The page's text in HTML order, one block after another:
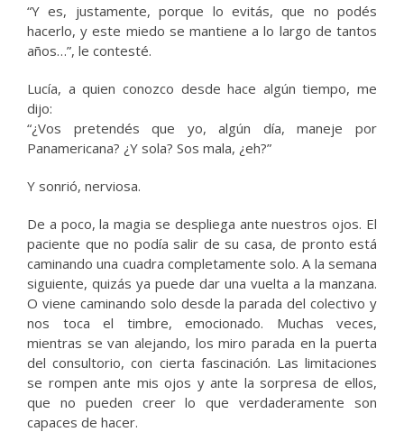
“Y es, justamente, porque lo evitás, que no podés
hacerlo, y este miedo se mantiene a lo largo de tantos
años…”, le contesté.
Lucía, a quien conozco desde hace algún tiempo, me
dijo:
“¿Vos pretendés que yo, algún día, maneje por
Panamericana? ¿Y sola? Sos mala, ¿eh?”
Y sonrió, nerviosa.
De a poco, la magia se despliega ante nuestros ojos. El
paciente que no podía salir de su casa, de pronto está
caminando una cuadra completamente solo. A la semana
siguiente, quizás ya puede dar una vuelta a la manzana.
O viene caminando solo desde la parada del colectivo y
nos toca el timbre, emocionado. Muchas veces,
mientras se van alejando, los miro parada en la puerta
del consultorio, con cierta fascinación. Las limitaciones
se rompen ante mis ojos y ante la sorpresa de ellos,
que no pueden creer lo que verdaderamente son
capaces de hacer.